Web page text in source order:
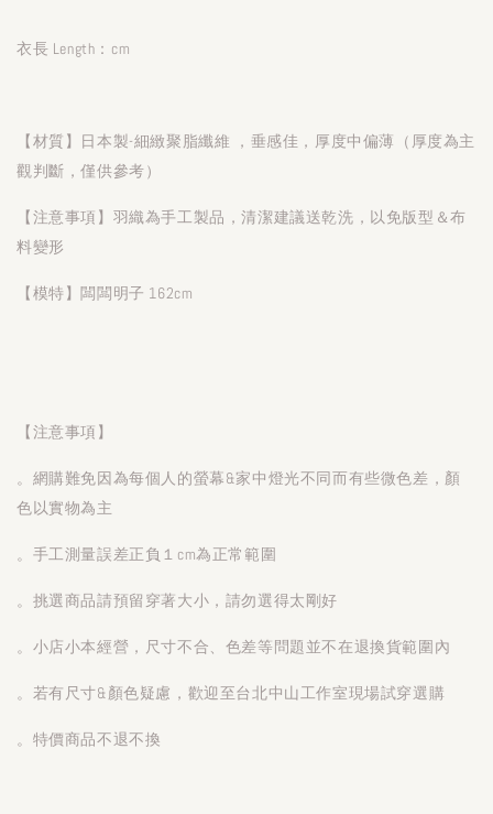
衣長 Length：cm
【材質】日本製-細緻聚脂纖維 ，垂感佳，厚度中偏薄（厚度為主
觀判斷，僅供參考）
【注意事項】羽織為手工製品，清潔建議送乾洗，以免版型＆布
料變形
【模特】闆闆明子 162cm
【注意事項】
。網購難免因為每個人的螢幕&家中燈光不同而有些微色差，顏
色以實物為主
。手工測量誤差正負１cm為正常範圍
。挑選商品請預留穿著大小，請勿選得太剛好
。小店小本經營，尺寸不合、色差等問題並不在退換貨範圍內
。若有尺寸&顏色疑慮，歡迎至台北中山工作室現場試穿選購
。特價商品不退不換